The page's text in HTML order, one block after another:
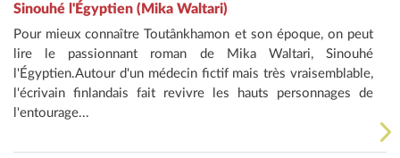
Sinouhé l'Égyptien (Mika Waltari)
Pour mieux connaître Toutânkhamon et son époque, on peut
lire le passionnant roman de Mika Waltari, Sinouhé
l'Égyptien.Autour d'un médecin fictif mais très vraisemblable,
l'écrivain finlandais fait revivre les hauts personnages de
l'entourage...